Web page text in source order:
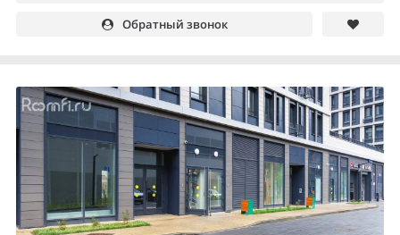
Обратный звонок